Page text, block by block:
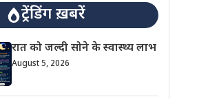
ट्रेंडिंग ख़बरें
रात को जल्दी सोने के स्वास्थ्य लाभ
August 5, 2026